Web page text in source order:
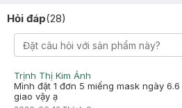
Hỏi đáp(28)
Trịnh Thị Kim Ánh
Mình đặt 1 đơn 5 miếng mask ngày
giao vậy ạ